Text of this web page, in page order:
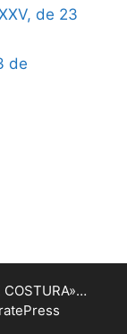
de 23
de
COSTURA»…